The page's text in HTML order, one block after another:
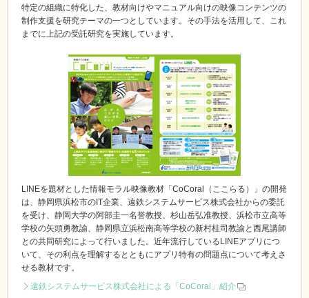
特定の組織に特化した、教材向けやマニュアル向けの映像コンテンツの
制作支援を研究テーマの一つとしています。その手法を活用して、これ
までに上記の受託研究を実施しています。
LINEを題材とした情報モラル映像教材「CoCoral（ここらる）」の開発
は、静岡県浜松市のIT企業、遠鉄システムサービス株式会社からの委託
を受け、静岡大学の阿部圭一名誉教授、杉山岳弘准教授、浜松市立高等
学校の矢頭勇教諭、静岡県立浜松南高等学校の新村桂司教諭と西尾講師
との共同研究によって行いました。近年流行しているLINEアプリにつ
いて、その利点を理解するとともにアプリ特有の問題点について考えさ
せる教材です。
遠鉄システムサービス株式会社による「CoCoral」紹介